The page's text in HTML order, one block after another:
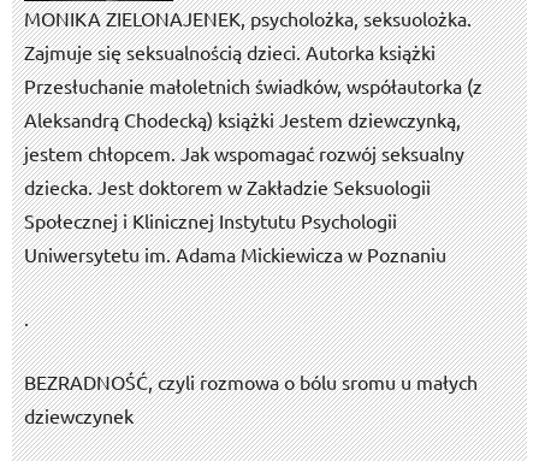
MONIKA ZIELONA­JENEK, psycholożka, seksuolożka.
Zajmuje się seksualnością dzieci. Autorka książki
Przesłuchanie małoletnich świadków, współautorka (z
Aleksandrą Chodecką) książki Jestem dziewczynką,
jestem chłopcem. Jak wspomagać rozwój seksualny
dziecka. Jest doktorem w Zakładzie Seksuologii
Społecznej i Klinicznej Instytutu Psychologii
Uniwersytetu im. Adama Mickiewicza w Poznaniu
.
BEZRADNOŚĆ, czyli rozmowa o bólu sromu u małych
dziewczynek